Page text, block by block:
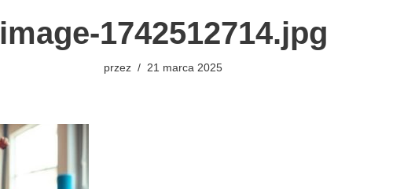
image-1742512714.jpg
przez 21 marca 2025